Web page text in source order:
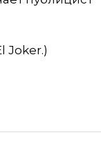
Joker.)